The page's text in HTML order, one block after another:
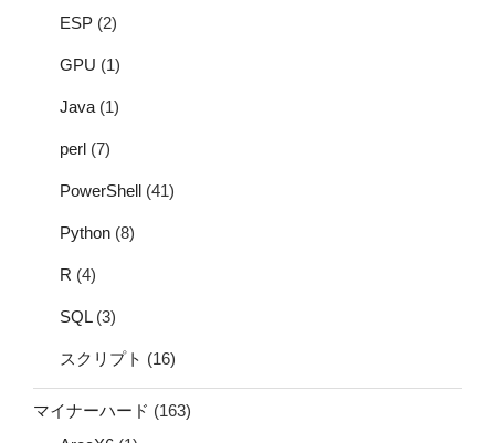
ESP (2)
GPU (1)
Java (1)
perl (7)
PowerShell (41)
Python (8)
R (4)
SQL(3)
スクリプト (16)
マイナーハード (163)